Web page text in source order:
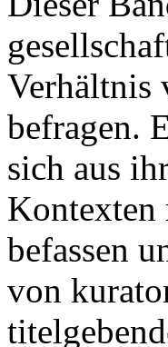
Verhältnis
befragen.
sich aus
Kontexten
befassen
von